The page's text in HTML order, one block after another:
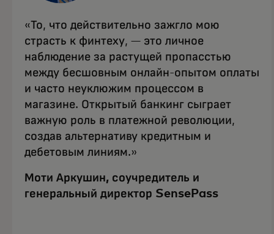
«То, что действительно зажгло мою
страсть к финтеху, — это личное
наблюдение за растущей пропасстью
между бесшовным онлайн-опытом оплаты
и часто неуклюжим процессом в
магазине. Открытый банкинг сыграет
важную роль в платежной революции,
создав альтернативу кредитным и
дебетовым линиям.»
Моти Аркушин, соучредитель и
генеральный директор SensePass